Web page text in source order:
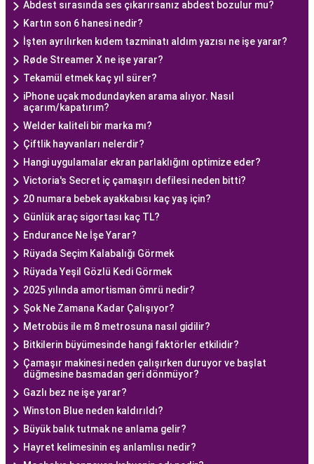
Abdest sırasında ses çıkarırsanız abdest bozulur mu?
Kartın son 6 hanesi nedir?
İşten ayrılırken kıdem tazminatı aldım yazısı ne işe yarar?
Røde Streamer X ne işe yarar?
Tekamül etmek kaç yıl sürer?
iPhone uçak modundayken arama alıyor. Nasıl
açarım/kapatırım?
Welder kaliteli bir marka mı?
Çiftlik hayvanları nelerdir?
Hangi uygulamalar ekran parlaklığını optimize eder?
Victoria's Secret iç çamaşırı defilesi neden bitti?
20 numara bebek ayakkabısı kaç yaş için?
Günlük araç sigortası kaç TL?
Endurance Ne İşe Yarar?
Rüyada Seçim Kalabalığı Görmek
Rüyada Yeşil Gözlü Kedi Görmek
2025 yılında amortisman ömrü nedir?
Şok Ne Zamana Kadar Çalışıyor?
Metrobüs ile m 8 metrosuna nasıl gidilir?
Bitkilerin büyümesinde hangi faktörler etkilidir?
Çamaşır makinesi neden çalışırken duruyor ve başlat
düğmesine basmadan geri dönmüyor?
Gazlı bez ne işe yarar?
Winston Blue neden kaldırıldı?
Büyük balık tutmak ne anlama gelir?
Hayret kelimesinin eş anlamlısı nedir?